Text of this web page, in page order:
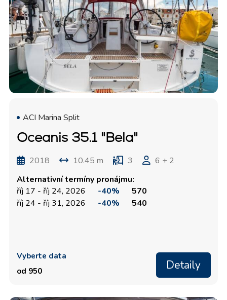
ACI Marina Split
Oceanis 35.1 "Bela"
2018 10.45 m 3
6 + 2
Alternativní termíny pronájmu:
říj 17 - říj 24, 2026
-40%
570
říj 24 - říj 31, 2026
-40% 540
Vyberte data
od 950
Detaily